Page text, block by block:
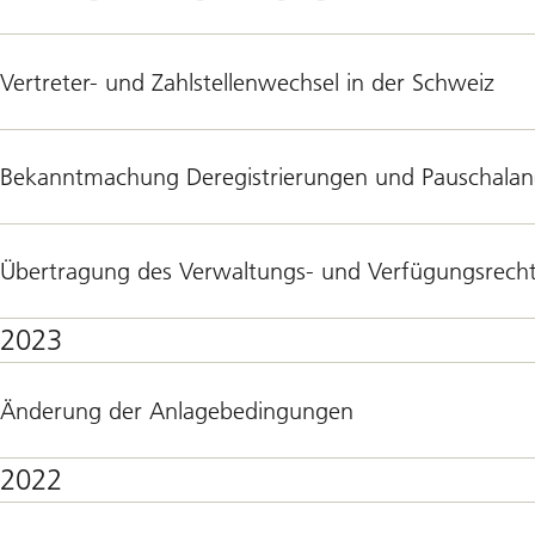
Vertreter- und Zahlstellenwechsel in der Schweiz
Bekanntmachung Deregistrierungen und
Übertragung des Verwaltungs- und
2023
Änderung der Anlagebedingungen
2022